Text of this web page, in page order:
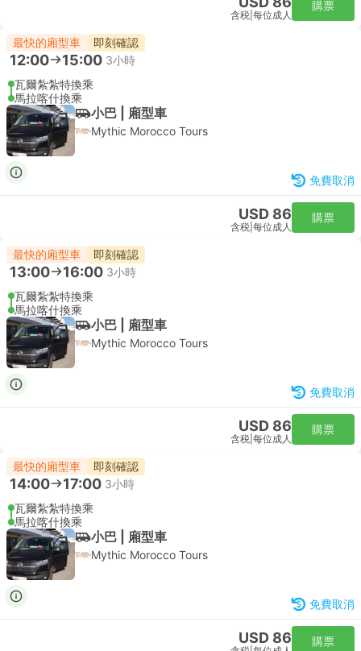
含税 每位成人
購票
最快的廂型車 即刻確認
12:00 15:00 3小時
瓦爾紮紮特換乘
馬拉喀什換乘
小巴 | 廂型車
Mythic Morocco Tours
免費取消
USD 86
含税 每位成人
購票
最快的廂型車 即刻確認
13:00 16:00 3小時
瓦爾紮紮特換乘
馬拉喀什換乘
小巴 | 廂型車
Mythic Morocco Tours
免費取消
USD 86
含税 每位成人
購票
最快的廂型車 即刻確認
14:00 17:00 3小時
瓦爾紮紮特換乘
馬拉喀什換乘
小巴 | 廂型車
Mythic Morocco Tours
免費取消
USD 86 購票